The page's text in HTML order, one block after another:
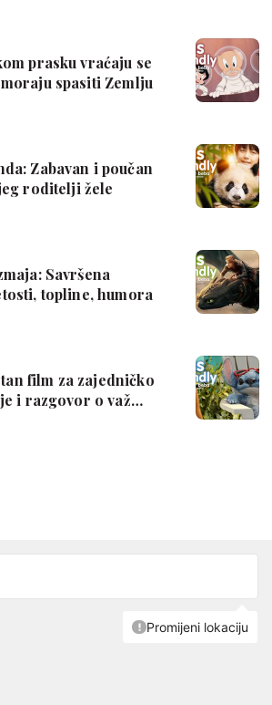
prasku vraćaju se
spasiti Zemlju
Zabavan i poučan
roditelji žele
Savršena
topline, humora
film za zajedničko
i razgovor o važ…